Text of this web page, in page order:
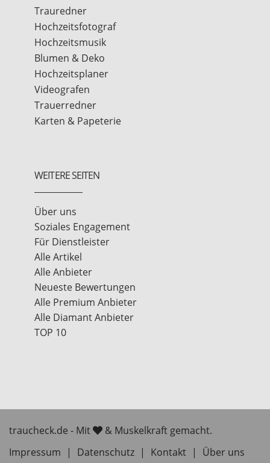
Trauredner
Hochzeitsfotograf
Hochzeitsmusik
Blumen & Deko
Hochzeitsplaner
Videografen
Trauerredner
Karten & Papeterie
WEITERE SEITEN
Über uns
Soziales Engagement
Für Dienstleister
Alle Artikel
Alle Anbieter
Neueste Bewertungen
Alle Premium Anbieter
Alle Diamant Anbieter
TOP 10
traucheck.de - Mit
& Muskelkraft gemacht.
Impressum
| Datenschutz | Kontakt |
Über uns